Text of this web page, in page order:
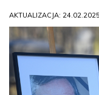
AKTUALIZACJA: